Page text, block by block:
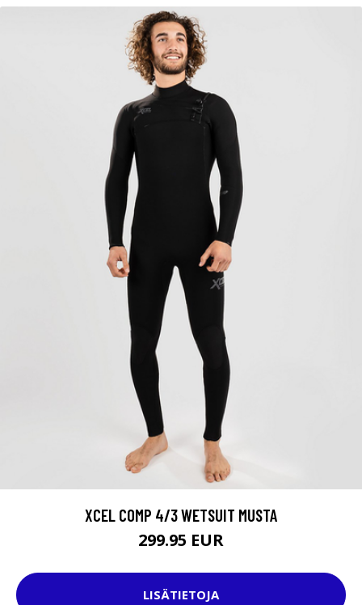
XCEL COMP 4/3 WETSUIT MUSTA
299.95 EUR
LISÄTIETOJA